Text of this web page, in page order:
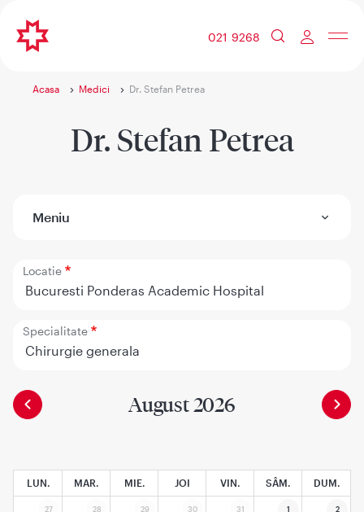
021 9268
Acasa Medici Dr. Stefan Petrea
Dr. Stefan Petrea
Meniu
Locatie
Bucuresti Ponderas Academic Hospital
Specialitate
Chirurgie generala
August 2026
LUN. MAR. MIE. JOI VIN. SÂM. DUM.
27 28 29 30 31 1 2